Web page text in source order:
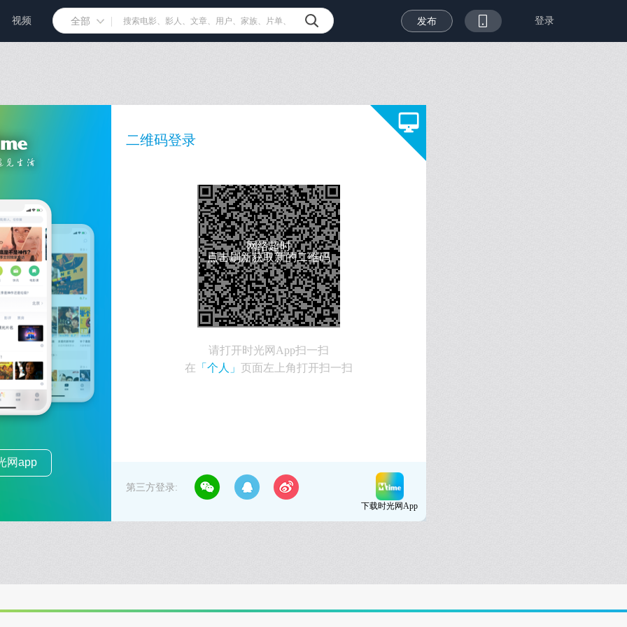
视频 全部 发布 登录
网app
二维码登录
网络超时
点击刷新获取新的二维码
请打开时光网App扫一扫
在 「个人」页面左上角打开扫一扫
第三方登录:
下载时光网App